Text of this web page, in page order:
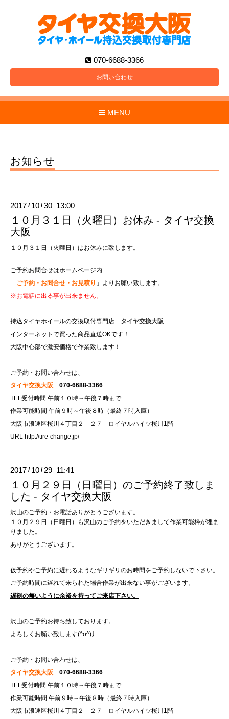
070-6688-3366
お問い合わせ
MENU
お知らせ
2017 / 10 /30 13:00
１０月３１日（火曜日）お休み - タイヤ交換
大阪
１０月３１日（火曜日）はお休みに致します。
ご予約お問合せはホームページ内
「ご予約・お問合せ・お見積り 」よりお願い致します。
※お電話に出る事が出来ません。
持込タイヤホイールの交換取付専門店 タイヤ交換大阪
インターネットで買った商品直送OKです！
大阪中心部で激安価格で作業致します！
ご予約・お問い合わせは、
タイヤ交換大阪 070-6688-3366
TEL受付時間 午前１０時～午後７時まで
作業可能時間 午前９時～午後８時（最終７時入庫）
大阪市浪速区桜川４丁目２－２７ ロイヤルハイツ桜川1階
URL http://tire-change.jp/
2017 / 10 / 29 11:41
１０月２９日（日曜日）のご予約終了致しま
した - タイヤ交換大阪
沢山のご予約・お電話ありがとうございます。
１０月２９日（日曜日）も沢山のご予約をいただきまして作業可能枠が埋ま
りました。
ありがとうございます。
仮予約やご予約に遅れるようなギリギリのお時間をご予約しないで下さい。
ご予約時間に遅れて来られた場合作業が出来ない事がございます。
遅刻の無いように余裕を持ってご来店下さい。
沢山のご予約お待ち致しております。
よろしくお願い致します(^o^)丿
ご予約・お問い合わせは、
タイヤ交換大阪 070-6688-3366
TEL受付時間 午前１０時～午後７時まで
作業可能時間 午前９時～午後８時（最終７時入庫）
大阪市浪速区桜川４丁目２－２７ ロイヤルハイツ桜川1階